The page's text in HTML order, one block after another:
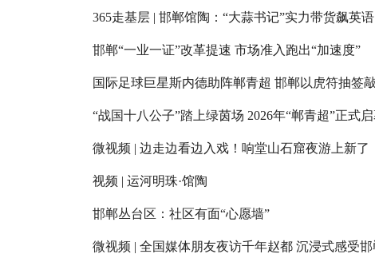
365走基层 | 邯郸馆陶：“大蒜书记”实力带货飙英语
邯郸“一业一证”改革提速 市场准入跑出“加速度”
国际足球巨星斯内德助阵郸青超 邯郸以虎符抽签
“战国十八公子”踏上绿茵场 2026年“郸青超”正式
微视频 | 边走边看边入戏！响堂山石窟夜游上新了
视频 | 运河明珠·馆陶
邯郸丛台区：社区有面“心愿墙”
微视频 | 全国媒体朋友夜访千年赵都 沉浸式感受